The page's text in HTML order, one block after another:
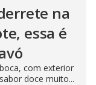
na
essa é
com exterior
doce muito...